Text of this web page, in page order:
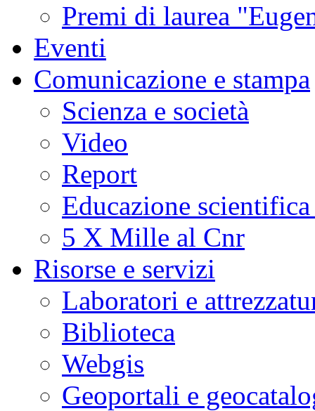
Premi di laurea
Eventi
Comunicazione e stampa
Scienza e società
Video
Report
Educazione
5 X Mille al Cnr
Risorse e servizi
Laboratori e
Biblioteca
Webgis
Geoportali e